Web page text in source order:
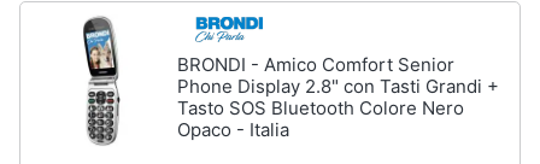
BRONDI - Amico Comfort Senior
Phone Display 2.8" con Tasti Grandi +
Tasto SOS Bluetooth Colore Nero
Opaco - Italia